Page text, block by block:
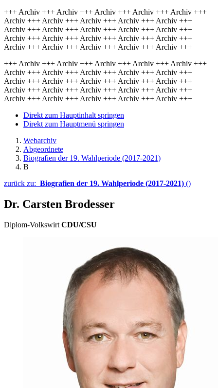
+++ Archiv +++ Archiv +++ Archiv +++ Archiv +++ Archiv +++
Archiv +++ Archiv +++ Archiv +++ Archiv +++ Archiv +++
Archiv +++ Archiv +++ Archiv +++ Archiv +++ Archiv +++
Archiv +++ Archiv +++ Archiv +++ Archiv +++ Archiv +++
Archiv +++ Archiv +++ Archiv +++ Archiv +++ Archiv +++
+++ Archiv +++ Archiv +++ Archiv +++ Archiv +++ Archiv +++
Archiv +++ Archiv +++ Archiv +++ Archiv +++ Archiv +++
Archiv +++ Archiv +++ Archiv +++ Archiv +++ Archiv +++
Archiv +++ Archiv +++ Archiv +++ Archiv +++ Archiv +++
Archiv +++ Archiv +++ Archiv +++ Archiv +++ Archiv +++
Direkt zum Hauptinhalt springen
Direkt zum Hauptmenü springen
Webarchiv
Abgeordnete
Biografien der 19. Wahlperiode (2017-2021)
B
zurück zu: Biografien der 19. Wahlperiode (2017-2021) ()
Dr. Carsten Brodesser
Diplom-Volkswirt CDU/CSU